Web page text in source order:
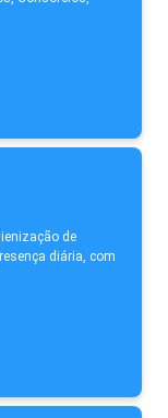
de
diária, com